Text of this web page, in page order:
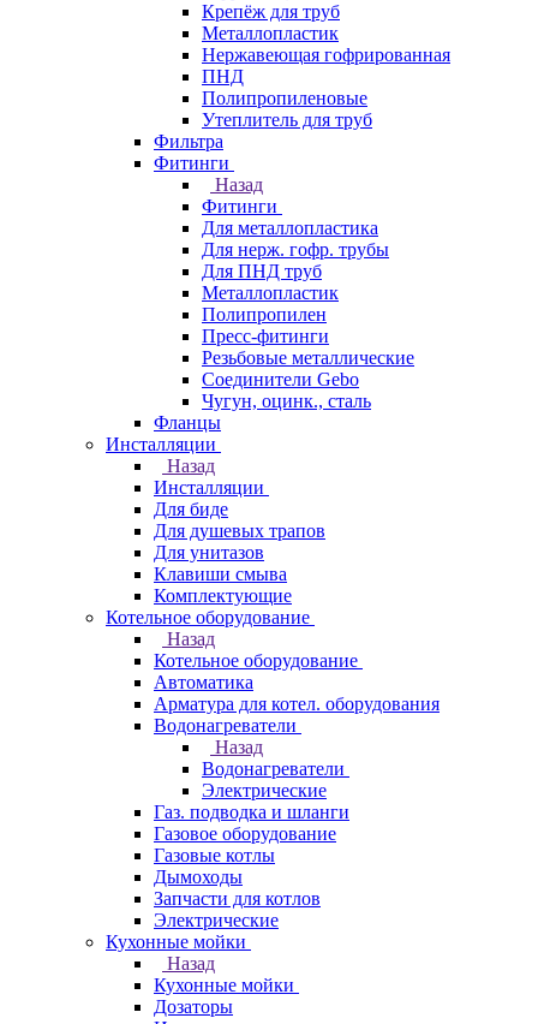
Крепёж для труб
Металлопластик
Нержавеющая гофрированная
ПНД
Полипропиленовые
Утеплитель для труб
Фильтра
Фитинги
Назад
Фитинги
Для металлопластика
Для нерж. гофр. трубы
Для ПНД труб
Металлопластик
Полипропилен
Пресс-фитинги
Резьбовые металлические
Соединители Gebo
Чугун, оцинк., сталь
Фланцы
Инсталляции
Назад
Инсталляции
Для биде
Для душевых трапов
Для унитазов
Клавиши смыва
Комплектующие
Котельное оборудование
Назад
Котельное оборудование
Автоматика
Арматура для котел. оборудования
Водонагреватели
Назад
Водонагреватели
Электрические
Газ. подводка и шланги
Газовое оборудование
Газовые котлы
Дымоходы
Запчасти для котлов
Электрические
Кухонные мойки
Назад
Кухонные мойки
Дозаторы